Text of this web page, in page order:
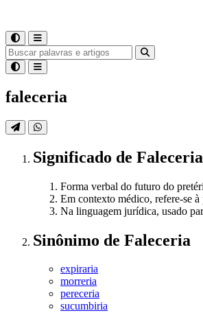
faleceria
Significado de Faleceria
Forma verbal do futuro do
Em contexto médico, refere-se
Na linguagem jurídica, usado
Sinônimo de Faleceria
expiraria
morreria
pereceria
sucumbiria